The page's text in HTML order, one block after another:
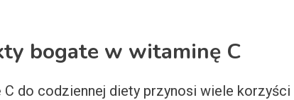
bogate w witaminę C
do codziennej diety przynosi wiele korzyści